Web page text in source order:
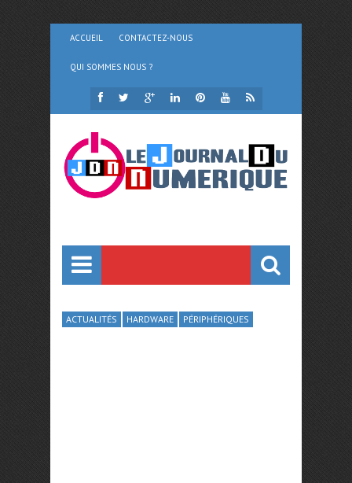
ACCUEIL CONTACTEZ-NOUS
QUI SOMMES NOUS ?
ACTUALITÉS HARDWARE PÉRIPHÉRIQUES